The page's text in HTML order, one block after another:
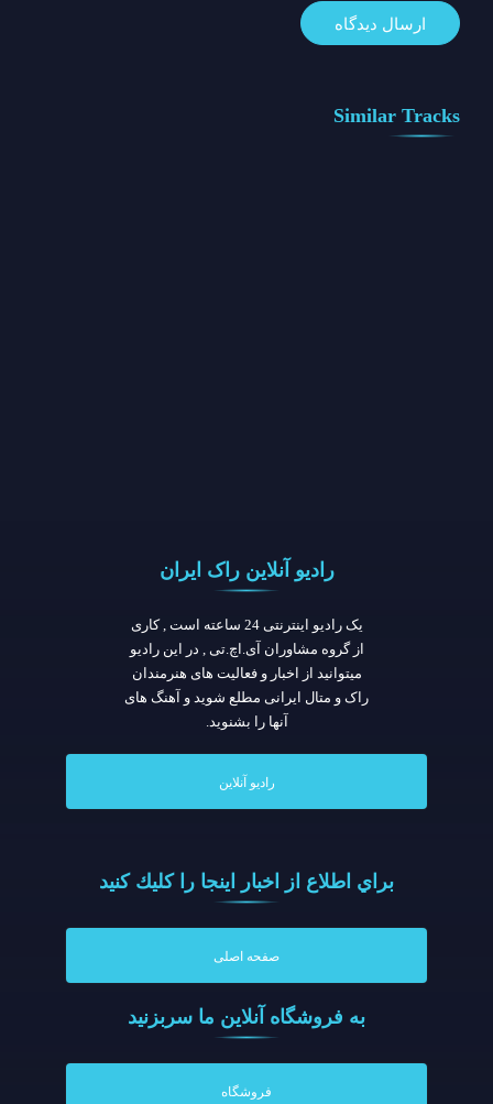
Similar Tracks
رادیو آنلاین راک ایران
یک رادیو اینترنتی 24 ساعته است , کاری
از گروه مشاوران آی.اچ.تی , در این رادیو
میتوانید از اخبار و فعالیت های هنرمندان
راک و متال ایرانی مطلع شوید و آهنگ های
آنها را بشنوید.
رادیو آنلاین
براي اطلاع از اخبار اينجا را كليك كنيد
صفحه اصلی
به فروشگاه آنلاين ما سربزنيد
فروشگاه